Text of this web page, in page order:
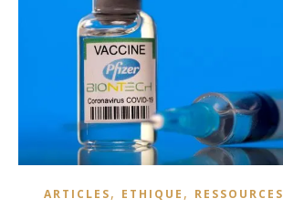
ARTICLES, ETHIQUE , RESSOURCES